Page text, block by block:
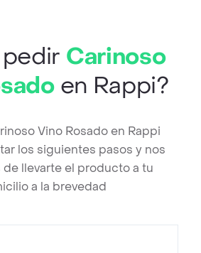
Carinoso
en Rappi?
Vino Rosado en Rappi
los siguientes pasos y nos
llevarte el producto a tu
a la brevedad